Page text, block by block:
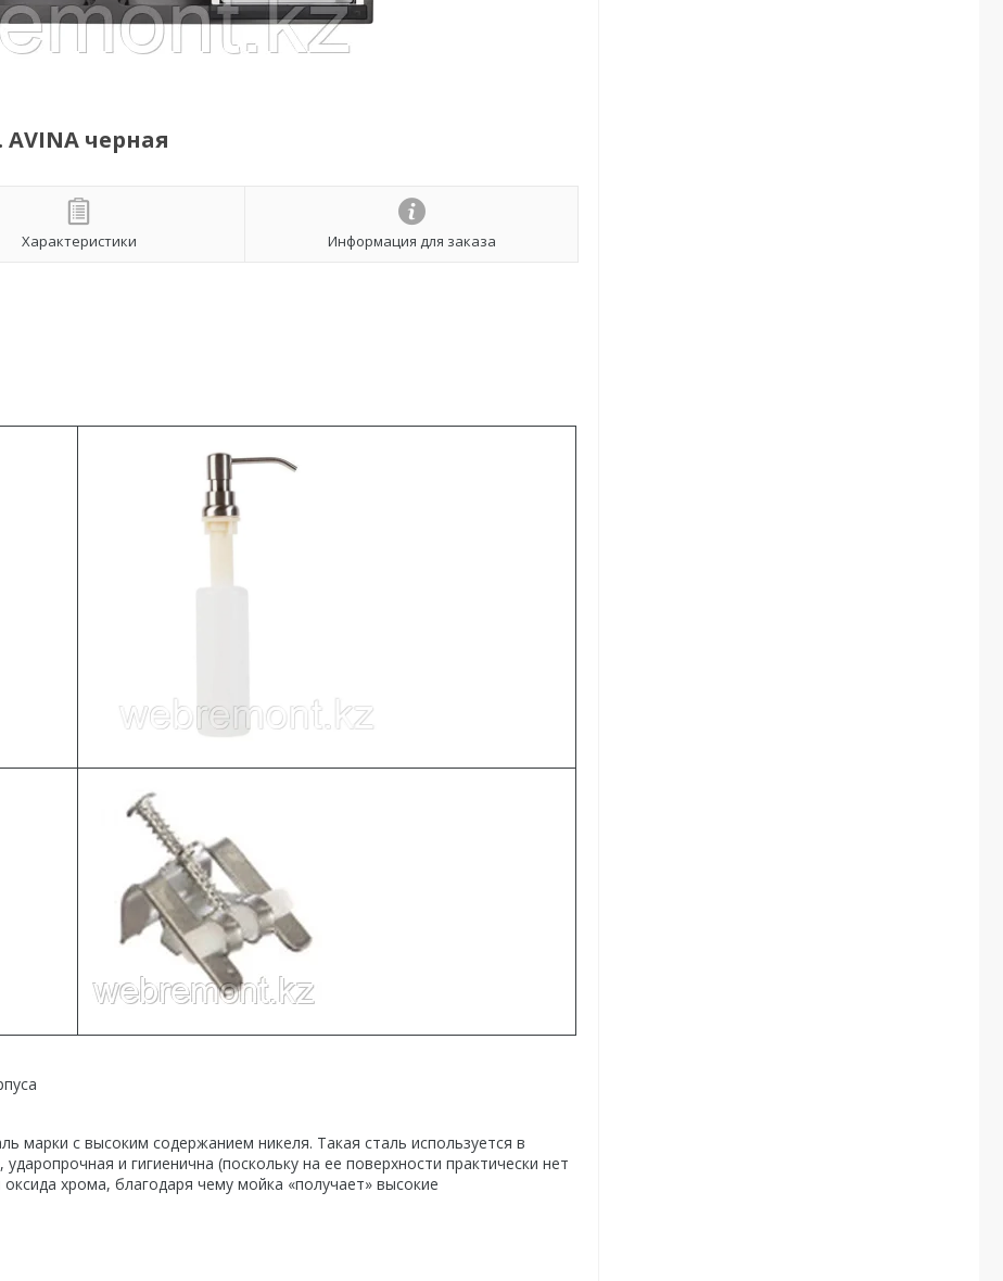
черная
Характеристики Информация для заказа
с высоким содержанием никеля. Такая сталь используется в
и гигиенична (поскольку на ее поверхности практически нет
хрома, благодаря чему мойка «получает» высокие